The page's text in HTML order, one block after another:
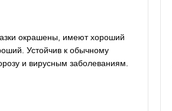
окрашены, имеют хороший
Устойчив к обычному
и вирусным заболеваниям.